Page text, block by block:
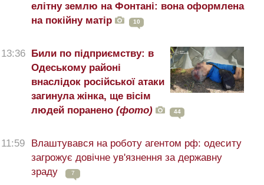
елітну землю на Фонтані: вона оформлена
на покійну матір
10
13:36
Били по підприємству: в
Одеському районі
внаслідок російської атаки
загинула жінка, ще вісім
людей поранено (фото) 44
11:59
Влаштувався на роботу агентом рф: одеситу
загрожує довічне ув'язнення за державну
зраду
7